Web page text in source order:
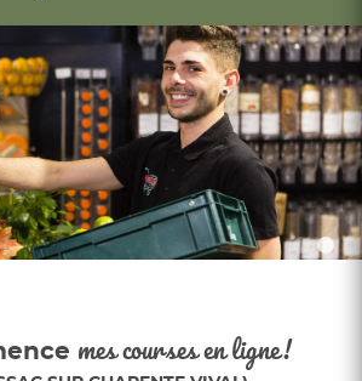
mes courses en ligne!